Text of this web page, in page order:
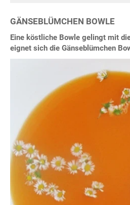
GÄNSEBLÜMCHEN BOWLE
Eine köstliche Bowle gelingt mit
eignet sich die Gänseblümchen